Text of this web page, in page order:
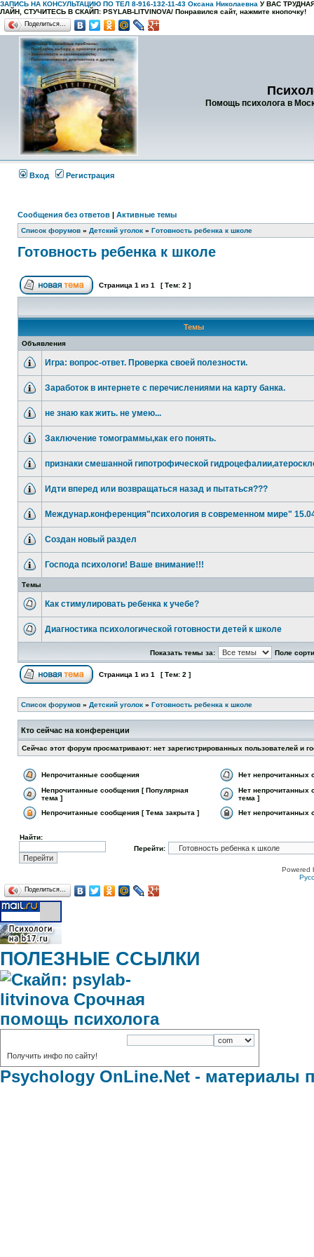
ЗАПИСЬ НА КОНСУЛЬТАЦИЮ ПО ТЕЛ 8-916-132-11-43 Оксана Николаевна У ВАС
ЛАЙН, СТУЧИТЕСЬ В СКАЙП: PSYLAB-LITVINOVA/ Понравился сайт, нажмите кнопочку!
Поделиться…
Помощь психолога в
Вход Регистрация
Сообщения без ответов | Активные темы
Список форумов » Детский уголок » Готовность ребенка к школе
Готовность ребенка к школе
Страница 1 из 1 [ Тем: 2 ]
Темы
Объявления
Игра: вопрос-ответ. Проверка своей полезности.
Заработок в интернете с перечислениями на карту банка.
не знаю как жить. не умею...
Заключение томограммы,как его понять.
признаки смешанной гипотрофической
Идти вперед или возвращаться назад и пытаться???
Междунар.конференция"психология в современном мире"
Создан новый раздел
Господа психологи! Ваше внимание!!!
Темы
Как стимулировать ребенка к учебе?
Диагностика психологической готовности детей к школе
Показать темы за: Поле
Страница 1 из 1 [ Тем: 2 ]
Список форумов » Детский уголок » Готовность ребенка к школе
Кто сейчас на конференции
Сейчас этот форум просматривают: нет зарегистрированных пользователей и
Непрочитанные сообщения
Нет непрочитанных
Непрочитанные сообщения [ Популярная
тема ]
Нет непрочитанных
тема ]
Непрочитанные сообщения [ Тема закрыта ]
Нет непрочитанных
Найти:
Перейти:
Powered
Поделиться…
ПОЛЕЗНЫЕ ССЫЛКИ
Psychology OnLine.Net - материалы